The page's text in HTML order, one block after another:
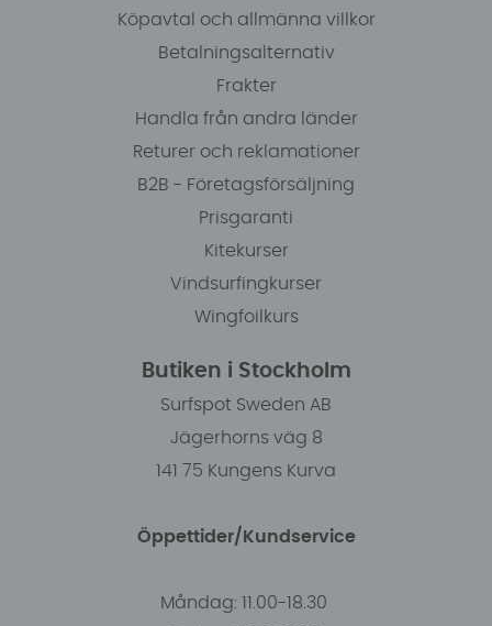
Köpavtal och allmänna villkor
Betalningsalternativ
Frakter
Handla från andra länder
Returer och reklamationer
B2B - Företagsförsäljning
Prisgaranti
Kitekurser
Vindsurfingkurser
Wingfoilkurs
Butiken i Stockholm
Surfspot Sweden AB
Jägerhorns väg 8
141 75 Kungens Kurva
Öppettider/Kundservice
Måndag: 11.00-18.30